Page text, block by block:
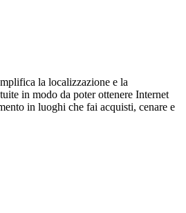
la localizzazione e la
in modo da poter ottenere Internet
in luoghi che fai acquisti, cenare e